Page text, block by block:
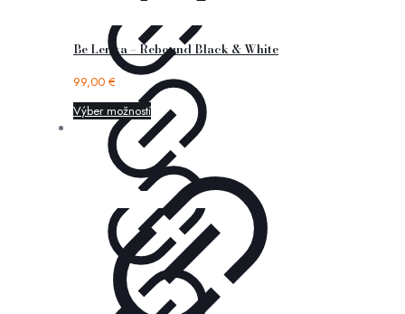
Be Lenka – Rebound Black & White
99,00 €
Výber možností